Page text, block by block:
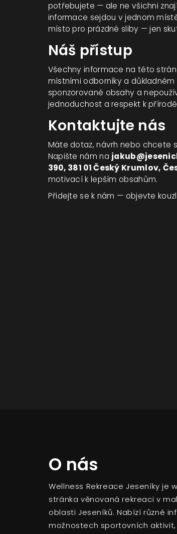
potřebujete — ale ne všichni
informace sejdou v jednom
místo pro prázdné sliby — jen
Náš přístup
Všechny informace na této
místními odborníky a
sponzorované obsahy a
jednoduchost a respekt k
Kontaktujte nás
Máte dotaz, návrh nebo chcete
Napište nám na
390, 381 01 Český Krumlov,
motivací k lepším obsahům.
Přidejte se k nám — objevte
O nás
Wellness Rekreace Jeseníky je
stránka věnovaná rekreaci v
oblasti Jeseníků. Nabízí různé
možnostech sportovních aktivit,